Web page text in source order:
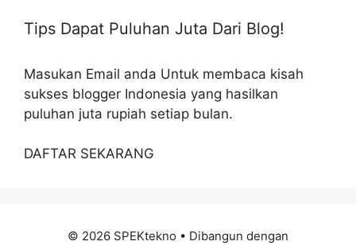
Tips Dapat Puluhan Juta Dari Blog!
Masukan Email anda Untuk membaca kisah
sukses blogger Indonesia yang hasilkan
puluhan juta rupiah setiap bulan.
DAFTAR SEKARANG
© 2026 SPEKtekno • Dibangun dengan